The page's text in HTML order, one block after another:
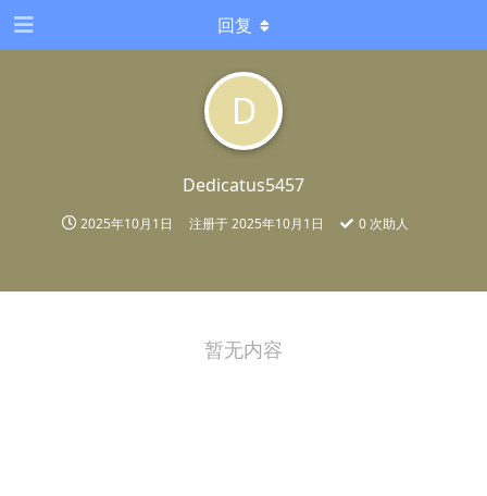
D
Dedicatus5457
2025年10月1日 注册于2025年10月1日 0 次助人
回复
暂无内容